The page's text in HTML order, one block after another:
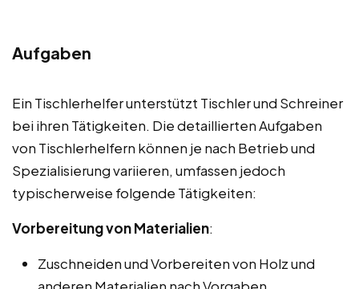
Aufgaben
Ein Tischlerhelfer unterstützt Tischler und Schreiner
bei ihren Tätigkeiten. Die detaillierten Aufgaben
von Tischlerhelfern können je nach Betrieb und
Spezialisierung variieren, umfassen jedoch
typischerweise folgende Tätigkeiten:
Vorbereitung von Materialien:
Zuschneiden und Vorbereiten von Holz und
anderen Materialien nach Vorgaben.